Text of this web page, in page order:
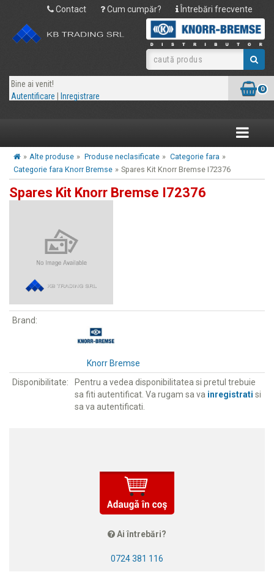
Contact Cum cumpăr? Întrebări frecvente
Bine ai venit!
Autentificare
Inregistrare
0
Toggle
» Alte produse » Produse neclasificate » Categorie fara »
Categorie fara Knorr Bremse » Spares Kit Knorr Bremse I72376
Spares Kit Knorr Bremse I72376
Brand:
Knorr Bremse
Disponibilitate:
Pentru a vedea disponibilitatea si pretul trebuie
sa fiti autentificat. Va rugam sa va inregistrati si
sa va autentificati.
Ai întrebări?
0724 381 116